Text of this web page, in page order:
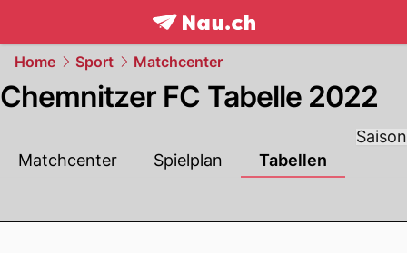
frontpage.NAU.ch
Home Sport Matchcenter
Chemnitzer FC Tabelle 2022
Saison
Matchcenter
Spielplan Tabellen